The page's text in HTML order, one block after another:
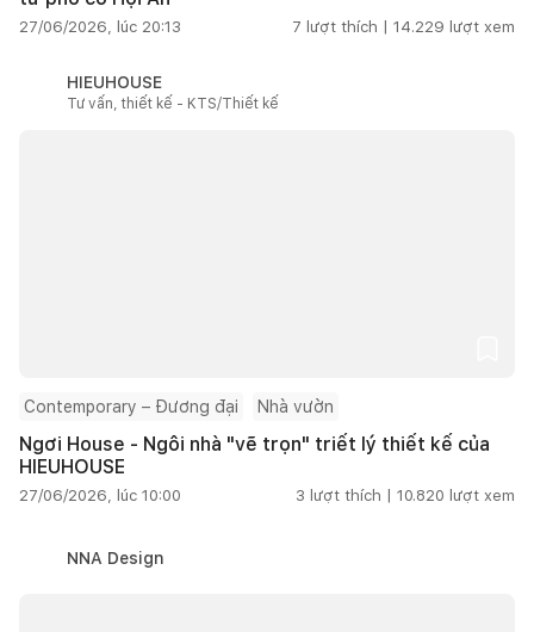
27/06/2026, lúc 20:13 7 lượt thích | 14.229 lượt xem
HIEUHOUSE
Tư vấn, thiết kế - KTS/Thiết kế
Contemporary – Đương đại Nhà vườn
Ngơi House - Ngôi nhà "vẽ trọn" triết lý thiết kế của
HIEUHOUSE
27/06/2026, lúc 10:00 3 lượt thích | 10.820 lượt xem
NNA Design